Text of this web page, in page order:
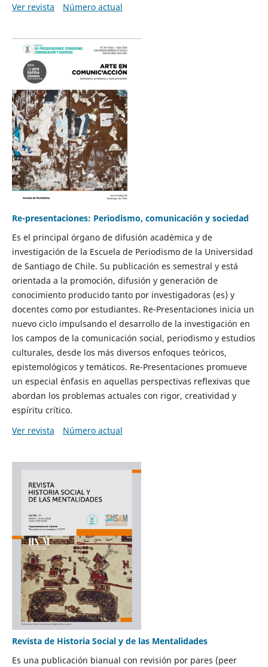
Ver revista
Número actual
Re-presentaciones: Periodismo, comunicación y sociedad
Es el principal órgano de difusión académica y de
investigación de la Escuela de Periodismo de la Universidad
de Santiago de Chile. Su publicación es semestral y está
orientada a la promoción, difusión y generación de
conocimiento producido tanto por investigadoras (es) y
docentes como por estudiantes. Re-Presentaciones inicia un
nuevo ciclo impulsando el desarrollo de la investigación en
los campos de la comunicación social, periodismo y estudios
culturales, desde los más diversos enfoques teóricos,
epistemológicos y temáticos. Re-Presentaciones promueve
un especial énfasis en aquellas perspectivas reflexivas que
abordan los problemas actuales con rigor, creatividad y
espíritu crítico.
Ver revista
Número actual
Revista de Historia Social y de las Mentalidades
Es una publicación bianual con revisión por pares (peer